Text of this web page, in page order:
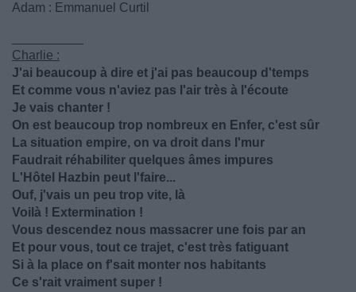
Adam : Emmanuel Curtil
Charlie :
J'ai beaucoup à dire et j'ai pas beaucoup d'temps
Et comme vous n'aviez pas l'air très à l'écoute
Je vais chanter !
On est beaucoup trop nombreux en Enfer, c'est sûr
La situation empire, on va droit dans l'mur
Faudrait réhabiliter quelques âmes impures
L'Hôtel Hazbin peut l'faire...
Ouf, j'vais un peu trop vite, là
Voilà ! Extermination !
Vous descendez nous massacrer une fois par an
Et pour vous, tout ce trajet, c'est très fatiguant
Si à la place on f'sait monter nos habitants
Ce s'rait vraiment super !